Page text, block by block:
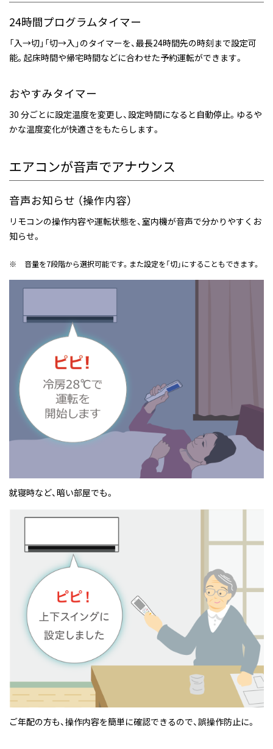
24時間プログラムタイマー
「入→切」「切→入」のタイマーを、最長24時間先の時刻まで設定可
能。起床時間や帰宅時間などに合わせた予約運転ができます。
おやすみタイマー
30 分ごとに設定温度を変更し、設定時間になると自動停止。ゆるや
かな温度変化が快適さをもたらします。
エアコンが音声でアナウンス
音声お知らせ （操作内容）
リモコンの操作内容や運転状態を、室内機が音声で分かりやすくお
知らせ。
※ 音量を7段階から選択可能です。また設定を「切」にすることもできます。
就寝時など、暗い部屋でも。
ご年配の方も、操作内容を簡単に確認できるので、誤操作防止に。